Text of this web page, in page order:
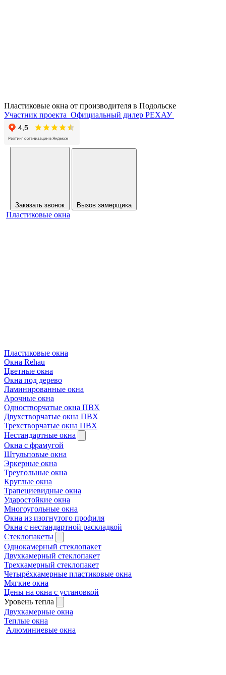
Пластиковые окна от производителя в Подольске
Участник проекта Официальный дилер РЕХАУ
Заказать звонок Вызов замерщика
Пластиковые окна
Пластиковые окна
Окна Rehau
Цветные окна
Окна под дерево
Ламинированные окна
Арочные окна
Одностворчатые окна ПВХ
Двухстворчатые окна ПВХ
Трехстворчатые окна ПВХ
Нестандартные окна
Окна с фрамугой
Штульповые окна
Эркерные окна
Треугольные окна
Круглые окна
Трапециевидные окна
Ударостойкие окна
Многоугольные окна
Окна из изогнутого профиля
Окна с нестандартной раскладкой
Стеклопакеты
Однокамерный стеклопакет
Двухкамерный стеклопакет
Трехкамерный стеклопакет
Четырёхкамерные пластиковые окна
Мягкие окна
Цены на окна с установкой
Уровень тепла
Двухкамерные окна
Теплые окна
Алюминиевые окна